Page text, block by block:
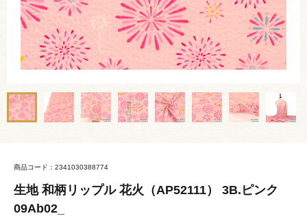
商品コード：2341030388774
生地 和柄リップル 花火（AP52111） 3B.ピンク
09Ab02_